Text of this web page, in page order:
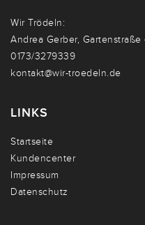
Wir Trödeln:
Andrea Gerber,
0173/3279339
kontakt@wir-troedeln.de
LINKS
Startseite
Kundencenter
Impressum
Datenschutz